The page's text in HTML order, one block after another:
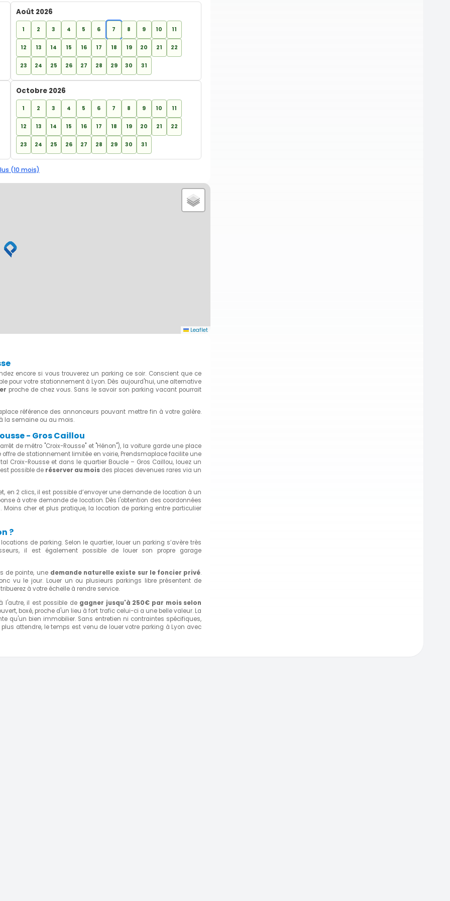
Août 2026
1 2 3 4 5 6 7 8 9 10 11
12 13 14 15 16 17 18 19 20 21 22
23 24 25 26 27 28 29 30 31
Octobre 2026
1 2 3 4 5 6 7 8 9 10 11
12 13 14 15 16 17 18 19 20 21 22
23 24 25 26 27 28 29 30 31
(10 mois)
Leaflet
encore si vous trouverez un parking ce soir. Conscient que ce
pour votre stationnement à Lyon. Dès aujourd'hui, une alternative
proche de chez vous. Sans le savoir son parking vacant pourrait
référence des annonceurs pouvant mettre fin à votre galère.
la semaine ou au mois.
- Gros Caillou
de métro "Croix-Rousse" et "Hénon"), la voiture garde une place
de stationnement limitée en voirie, Prendsmaplace facilite une
Croix-Rousse et dans le quartier Boucle – Gros Caillou, louez un
possible de réserver au mois des places devenues rares via un
en 2 clics, il est possible d’envoyer une demande de location à un
à votre demande de location. Dès l'obtention des coordonnées
. Moins cher et plus pratique, la location de parking entre particulier
?
de parking. Selon le quartier, louer un parking s’avère très
il est également possible de louer son propre garage
de pointe, une demande naturelle existe sur le foncier privé.
vu le jour. Louer un ou plusieurs parkings libre présentent de
à votre échelle à rendre service.
l'autre, il est possible de gagner jusqu'à 250€ par mois selon
boxé, proche d'un lieu à fort trafic celui-ci a une belle valeur. La
qu'un bien immobilier. Sans entretien ni contraintes spécifiques,
attendre, le temps est venu de louer votre parking à Lyon avec